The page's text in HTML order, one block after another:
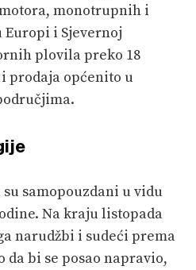
monotrupnih i
i Sjevernoj
plovila preko 18
prodaja općenito u
samopouzdani u vidu
Na kraju listopada
narudžbi i sudeći prema
bi se posao napravio,